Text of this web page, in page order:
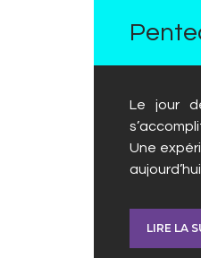
Le jour
Une
aujourd’hui.
LIRE LA